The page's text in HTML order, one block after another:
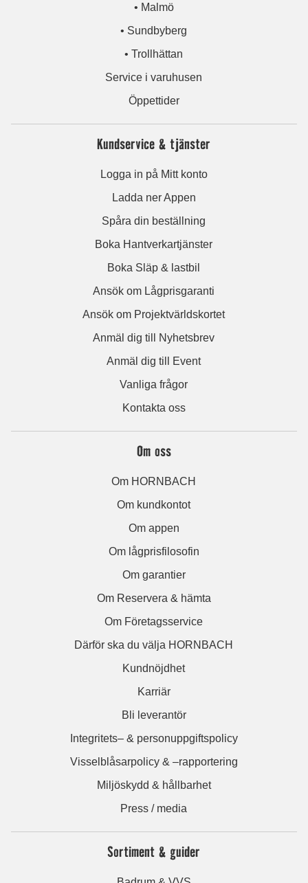
• Malmö
• Sundbyberg
• Trollhättan
Service i varuhusen
Öppettider
Kundservice & tjänster
Logga in på Mitt konto
Ladda ner Appen
Spåra din beställning
Boka Hantverkartjänster
Boka Släp & lastbil
Ansök om Lågprisgaranti
Ansök om Projektvärldskortet
Anmäl dig till Nyhetsbrev
Anmäl dig till Event
Vanliga frågor
Kontakta oss
Om oss
Om HORNBACH
Om kundkontot
Om appen
Om lågprisfilosofin
Om garantier
Om Reservera & hämta
Om Företagsservice
Därför ska du välja HORNBACH
Kundnöjdhet
Karriär
Bli leverantör
Integritets– & personuppgiftspolicy
Visselblåsarpolicy & –rapportering
Miljöskydd & hållbarhet
Press / media
Sortiment & guider